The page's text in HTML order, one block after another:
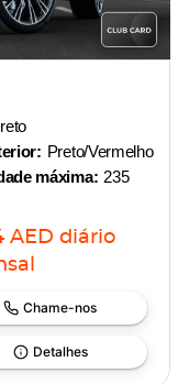
Preto/Vermelho
máxima: 235
AED diário
Chame-nos
Detalhes